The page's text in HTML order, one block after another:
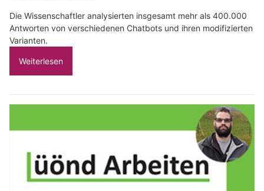
Die Wissenschaftler analysierten insgesamt mehr als 400.000
Antworten von verschiedenen Chatbots und ihren modifizierten
Varianten.
Weiterlesen